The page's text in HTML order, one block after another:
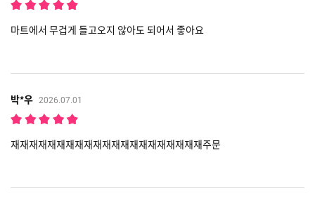
마트에서 무겁게 들고오지 않아도 되어서 좋아요
박*우 2026.07.01
재재재재재재재재재재재재재재재재재재재재재주문